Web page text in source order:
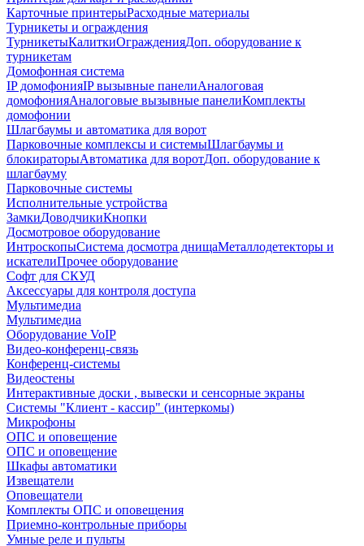
Карточные принтерыРасходные материалы
Турникеты и ограждения
ТурникетыКалиткиОгражденияДоп. оборудование к
турникетам
Домофонная система
IP домофонияIP вызывные панелиАналоговая
домофонияАналоговые вызывные панелиКомплекты
домофонии
Шлагбаумы и автоматика для ворот
Парковочные комплексы и системыШлагбаумы и
блокираторыАвтоматика для воротДоп. оборудование к
шлагбауму
Парковочные системы
Исполнительные устройства
ЗамкиДоводчикиКнопки
Досмотровое оборудование
ИнтроскопыСистема досмотра днищаМеталлодетекторы и
искателиПрочее оборудование
Софт для СКУД
Аксессуары для контроля доступа
Мультимедиа
Мультимедиа
Оборудование VoIP
Видео-конференц-связь
Конференц-системы
Видеостены
Интерактивные доски , вывески и сенсорные экраны
Системы "Клиент - кассир" (интеркомы)
Микрофоны
ОПС и оповещение
ОПС и оповещение
Шкафы автоматики
Извещатели
Оповещатели
Комплекты ОПС и оповещения
Приемно-контрольные приборы
Умные реле и пульты